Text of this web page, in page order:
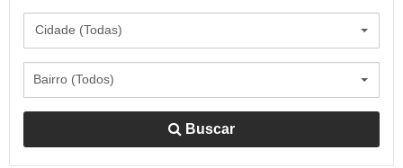
Cidade (Todas)
Bairro (Todos)
Buscar